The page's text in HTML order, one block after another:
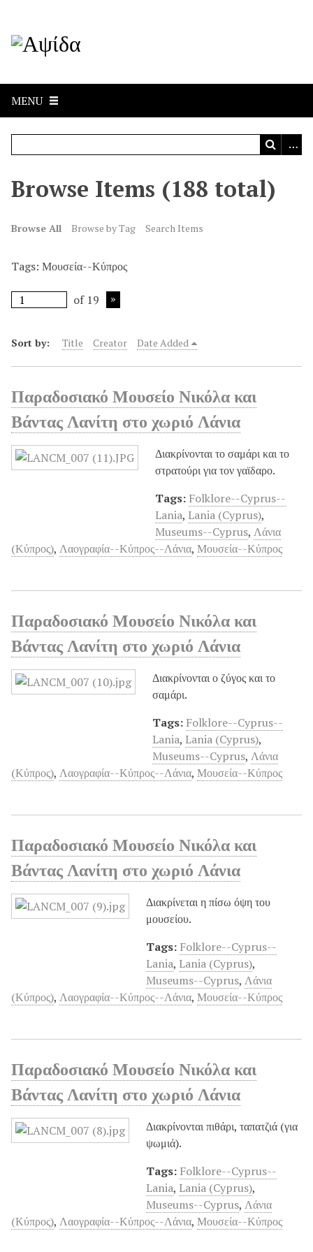
MENU
Browse Items (188 total)
Browse All Browse by Tag Search Items
Tags: Μουσεία--Κύπρος
of 19
Sort by: Title Creator Date Added
Παραδοσιακό Μουσείο Νικόλα και
Βάντας Λανίτη στο χωριό Λάνια
Διακρίνονται το σαμάρι και το
στρατούρι για τον γαϊδαρο.
Tags: Folklore--Cyprus--
Lania, Lania (Cyprus),
Museums--Cyprus, Λάνια
(Κύπρος), Λαογραφία--Κύπρος--Λάνια, Μουσεία--Κύπρος
Παραδοσιακό Μουσείο Νικόλα και
Βάντας Λανίτη στο χωριό Λάνια
Διακρίνονται ο ζύγος και το
σαμάρι.
Tags: Folklore--Cyprus--
Lania, Lania (Cyprus),
Museums--Cyprus, Λάνια
(Κύπρος), Λαογραφία--Κύπρος--Λάνια, Μουσεία--Κύπρος
Παραδοσιακό Μουσείο Νικόλα και
Βάντας Λανίτη στο χωριό Λάνια
Διακρίνεται η πίσω όψη του
μουσείου.
Tags: Folklore--Cyprus--
Lania, Lania (Cyprus),
Museums--Cyprus, Λάνια
(Κύπρος), Λαογραφία--Κύπρος--Λάνια, Μουσεία--Κύπρος
Παραδοσιακό Μουσείο Νικόλα και
Βάντας Λανίτη στο χωριό Λάνια
Διακρίνονται πιθάρι, ταπατζιά (για
ψωμιά).
Tags: Folklore--Cyprus--
Lania, Lania (Cyprus),
Museums--Cyprus, Λάνια
(Κύπρος), Λαογραφία--Κύπρος--Λάνια, Μουσεία--Κύπρος